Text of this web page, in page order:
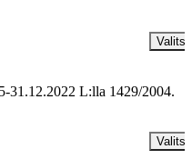
31.12.2022 L:lla 1429/2004.